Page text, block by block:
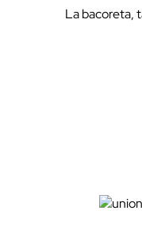
La bacoreta,